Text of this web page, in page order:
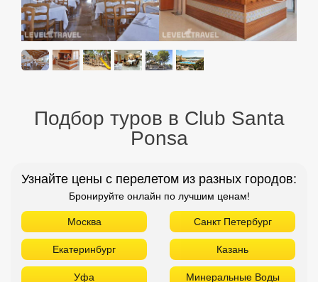
Подбор туров в Club Santa
Ponsa
Узнайте цены с перелетом из разных городов:
Бронируйте онлайн по лучшим ценам!
Москва Санкт Петербург
Екатеринбург Казань
Уфа Минеральные Воды